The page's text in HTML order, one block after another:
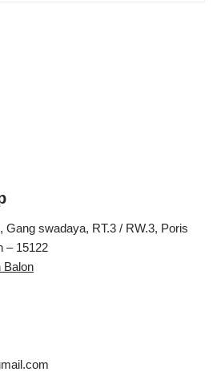
Gang swadaya, RT.3 / RW.3, Poris
– 15122
Balon